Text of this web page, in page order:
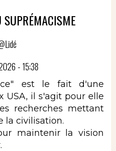
- 15:38
est le fait d'une
USA, il s'agit pour elle
recherches mettant
la civilisation.
maintenir la vision